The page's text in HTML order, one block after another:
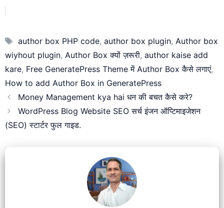
Tags
author box PHP code, author box plugin, Author box
wiyhout plugin, Author Box क्यों ज़रूरी, author kaise add
kare, Free GeneratePress Theme में Author Box कैसे लगाएं,
How to add Author Box in GeneratePress
Money Management kya hai धन की बचत कैसे करे?
WordPress Blog Website SEO सर्च इंजन ऑप्टिमाइजेशन
(SEO) स्टार्टर फुल गाइड.